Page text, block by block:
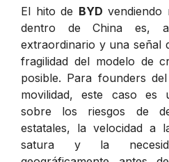
El hito de BYD vendiendo
dentro de China es,
extraordinario y una señal
fragilidad del modelo de
posible. Para founders
movilidad, este caso es
sobre los riesgos de
estatales, la velocidad a
satura y la